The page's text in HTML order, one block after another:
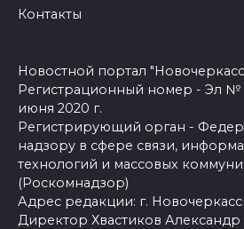
Контакты
Новостной портал
Регистрационный номер - Эл №
июня 2020 г.
Регистрирующий орган -
надзору в сфере связи,
технологий и массовых
(Роскомнадзор)
Адрес редакции: г.
Директор Хвастиков